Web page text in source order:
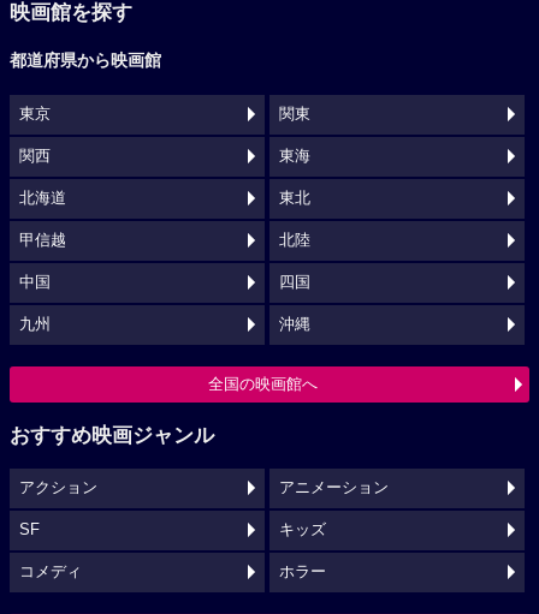
映画館を探す
都道府県から映画館
東京 関東
関西 東海
北海道 東北
甲信越 北陸
中国 四国
九州 沖縄
全国の映画館へ
おすすめ映画ジャンル
アクション アニメーション
SF キッズ
コメディ ホラー